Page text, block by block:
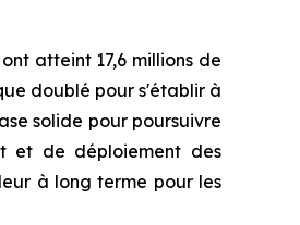
atteint 17,6 millions de
doublé pour s'établir à
solide pour poursuivre
et de déploiement des
à long terme pour les